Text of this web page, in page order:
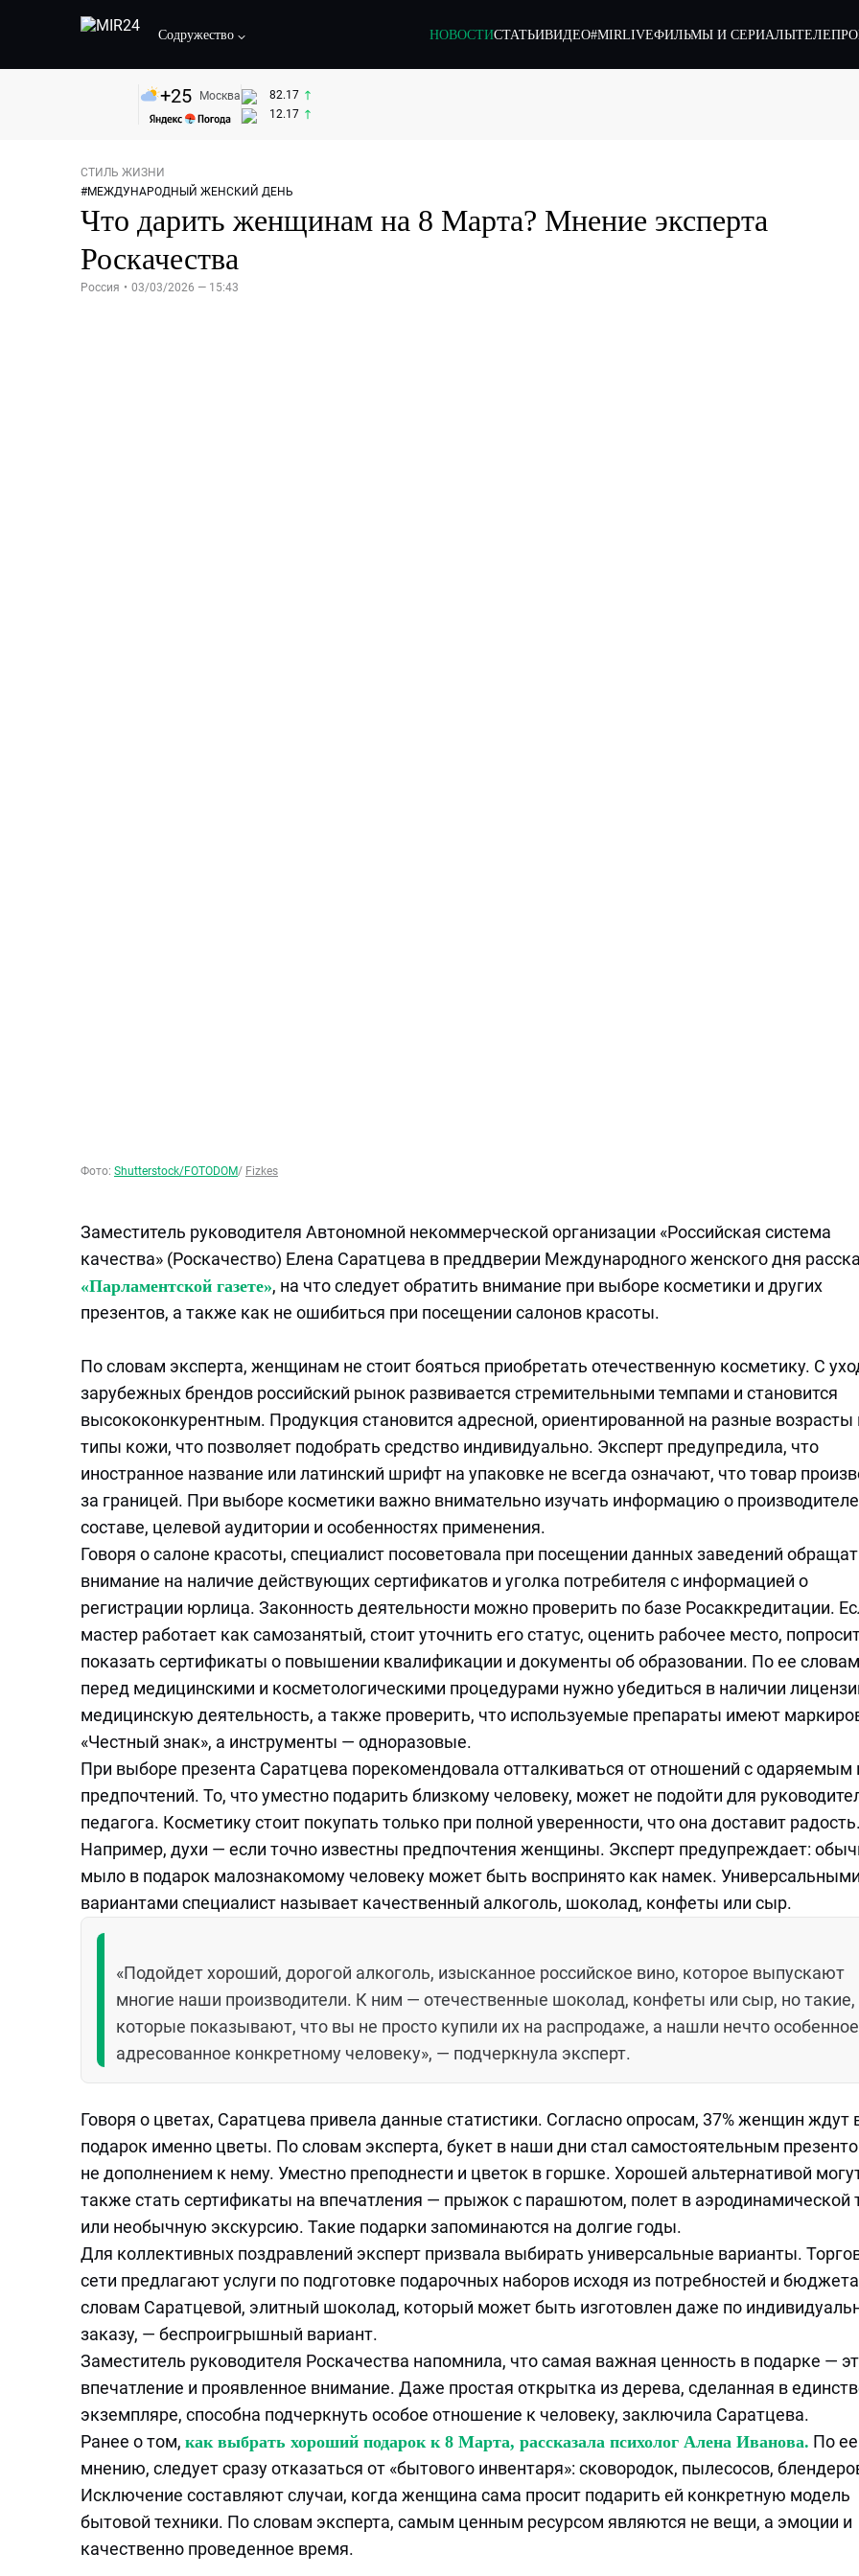
Содружество НОВОСТИСТАТЬИВИДЕО#MIRLIVEФИЛЬМЫ И СЕРИАЛЫ
+25 Москва
82.17
12.17
СТИЛЬ ЖИЗНИ
#МЕЖДУНАРОДНЫЙ ЖЕНСКИЙ ДЕНЬ
Что дарить женщинам на 8 Марта? Мнение эксперта
Роскачества
Россия • 03/03/2026 — 15:43
Фото: Shutterstock/FOTODOM/ Fizkes
Заместитель руководителя Автономной некоммерческой организации «Российская система
качества» (Роскачество) Елена Саратцева в преддверии Международного женского дня
«Парламентской газете», на что следует обратить внимание при выборе косметики и других
презентов, а также как не ошибиться при посещении салонов красоты.
По словам эксперта, женщинам не стоит бояться приобретать отечественную косметику. С
зарубежных брендов российский рынок развивается стремительными темпами и становится
высококонкурентным. Продукция становится адресной, ориентированной на разные возрасты
типы кожи, что позволяет подобрать средство индивидуально. Эксперт предупредила, что
иностранное название или латинский шрифт на упаковке не всегда означают, что товар
за границей. При выборе косметики важно внимательно изучать информацию о
составе, целевой аудитории и особенностях применения.
Говоря о салоне красоты, специалист посоветовала при посещении данных заведений
внимание на наличие действующих сертификатов и уголка потребителя с информацией о
регистрации юрлица. Законность деятельности можно проверить по базе Росаккредитации.
мастер работает как самозанятый, стоит уточнить его статус, оценить рабочее место,
показать сертификаты о повышении квалификации и документы об образовании. По ее
перед медицинскими и косметологическими процедурами нужно убедиться в наличии
медицинскую деятельность, а также проверить, что используемые препараты имеют
«Честный знак», а инструменты — одноразовые.
При выборе презента Саратцева порекомендовала отталкиваться от отношений с одаряемым
предпочтений. То, что уместно подарить близкому человеку, может не подойти для
педагога. Косметику стоит покупать только при полной уверенности, что она доставит радость.
Например, духи — если точно известны предпочтения женщины. Эксперт предупреждает:
мыло в подарок малознакомому человеку может быть воспринято как намек. Универсальными
вариантами специалист называет качественный алкоголь, шоколад, конфеты или сыр.
«Подойдет хороший, дорогой алкоголь, изысканное российское вино, которое выпускают
многие наши производители. К ним — отечественные шоколад, конфеты или сыр, но такие,
которые показывают, что вы не просто купили их на распродаже, а нашли нечто
адресованное конкретному человеку», — подчеркнула эксперт.
Говоря о цветах, Саратцева привела данные статистики. Согласно опросам, 37% женщин ждут
подарок именно цветы. По словам эксперта, букет в наши дни стал самостоятельным
не дополнением к нему. Уместно преподнести и цветок в горшке. Хорошей альтернативой
также стать сертификаты на впечатления — прыжок с парашютом, полет в аэродинамической
или необычную экскурсию. Такие подарки запоминаются на долгие годы.
Для коллективных поздравлений эксперт призвала выбирать универсальные варианты.
сети предлагают услуги по подготовке подарочных наборов исходя из потребностей и
словам Саратцевой, элитный шоколад, который может быть изготовлен даже по
заказу, — беспроигрышный вариант.
Заместитель руководителя Роскачества напомнила, что самая важная ценность в подарке —
впечатление и проявленное внимание. Даже простая открытка из дерева, сделанная в
экземпляре, способна подчеркнуть особое отношение к человеку, заключила Саратцева.
Ранее о том, как выбрать хороший подарок к 8 Марта, рассказала психолог Алена Иванова. По ее
мнению, следует сразу отказаться от «бытового инвентаря»: сковородок, пылесосов,
Исключение составляют случаи, когда женщина сама просит подарить ей конкретную модель
бытовой техники. По словам эксперта, самым ценным ресурсом являются не вещи, а эмоции и
качественно проведенное время.